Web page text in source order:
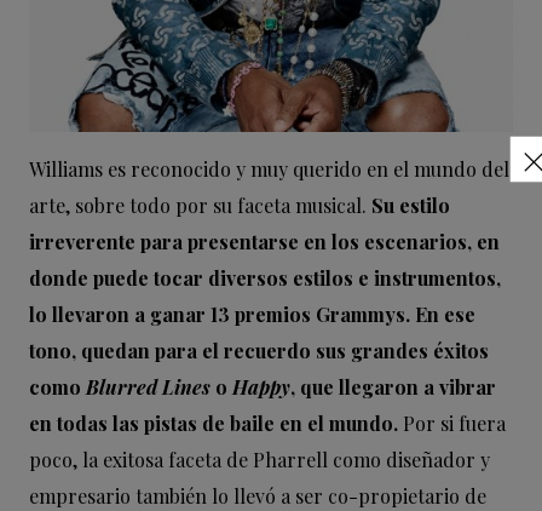
Williams es reconocido y muy querido en el mundo del
arte, sobre todo por su faceta musical. Su estilo
irreverente para presentarse en los escenarios, en
donde puede tocar diversos estilos e instrumentos,
lo llevaron a ganar 13 premios Grammys. En ese
tono, quedan para el recuerdo sus grandes éxitos
comoBlurred Lines oHappy, que llegaron a vibrar
en todas las pistas de baile en el mundo. Por si fuera
poco, la exitosa faceta de Pharrell como diseñador y
empresario también lo llevó a ser co-propietario de